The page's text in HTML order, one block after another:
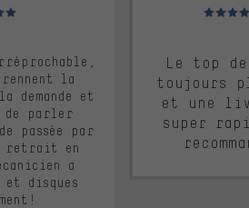
: 5 sur 5
la
demande et
parler
passée par
retrait en
a
et disques
Note
Le top
toujours
et une
super